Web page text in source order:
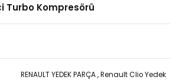
Turbo Kompresörü
RENAULT YEDEK PARÇA ,Renault Clio Yedek